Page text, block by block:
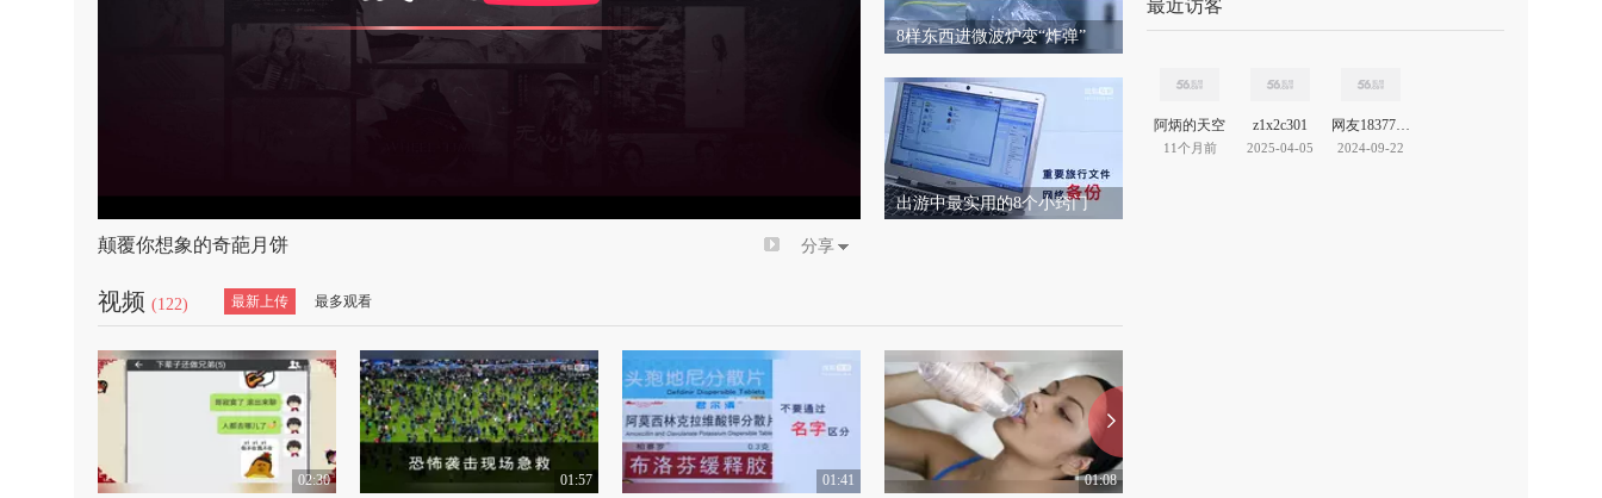
对比度
颠覆你想象的奇葩月饼 分享
8样东西进微波炉变“炸弹”
出游中最实用的8个小窍门
视频 (122) 最新上传 最多观看
02:30 01:57 01:41 01:08
最近访客
阿炳的天空
11个月前
z1x2c301
2025-04-05
网友18377894282494812
2024-09-22